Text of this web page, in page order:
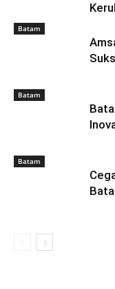
Batam
Batam
Batam